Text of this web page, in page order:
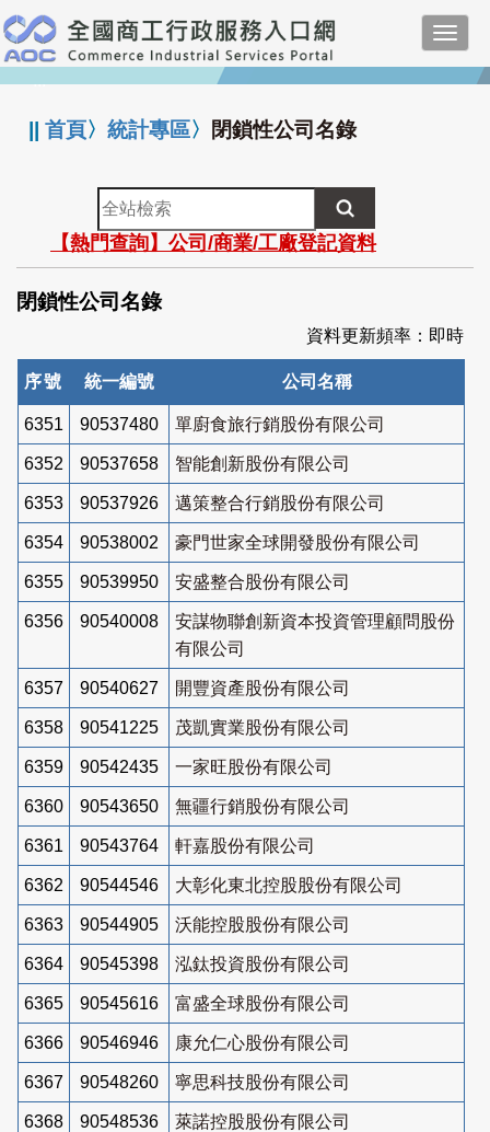
跳
到
主
要
:::
||首頁〉統計專區〉 閉鎖性公司名錄
全
站
檢
索
【熱門查詢】公司/商業/工廠登記資料
閉鎖性公司名錄
資料更新頻率：即時
序號 統一編號 公司名稱
6351 90537480 單廚食旅行銷股份有限公司
6352 90537658 智能創新股份有限公司
6353 90537926 邁策整合行銷股份有限公司
6354 90538002 豪門世家全球開發股份有限公司
6355 90539950 安盛整合股份有限公司
6356 90540008
安謀物聯創新資本投資管理顧問股份
有限公司
6357 90540627 開豐資產股份有限公司
6358 90541225 茂凱實業股份有限公司
6359 90542435 一家旺股份有限公司
6360 90543650 無疆行銷股份有限公司
6361 90543764 軒嘉股份有限公司
6362 90544546 大彰化東北控股股份有限公司
6363 90544905 沃能控股股份有限公司
6364 90545398 泓鈦投資股份有限公司
6365 90545616 富盛全球股份有限公司
6366 90546946 康允仁心股份有限公司
6367 90548260 寧思科技股份有限公司
6368 90548536 萊諾控股股份有限公司